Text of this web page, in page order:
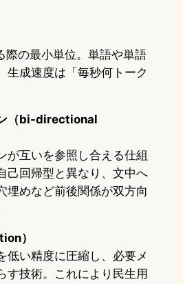
際の最小単位。単語や単語
生成速度は「毎秒何トーク
（bi-directional
が互いを参照し合える仕組
己回帰型と異なり、文中へ
埋めなど前後関係が双方向
）
低い精度に圧縮し、必要メ
す技術。これにより民生用